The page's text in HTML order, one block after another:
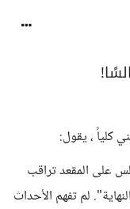
كلياً ، يقول:
على المقعد تراقب
لم تفهم الأحداث